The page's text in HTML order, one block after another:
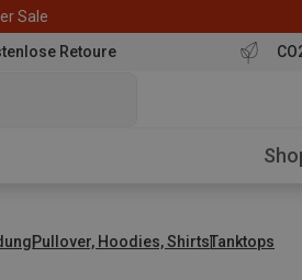
Sale
Retoure
Pullover, Hoodies, ShirtsTanktops